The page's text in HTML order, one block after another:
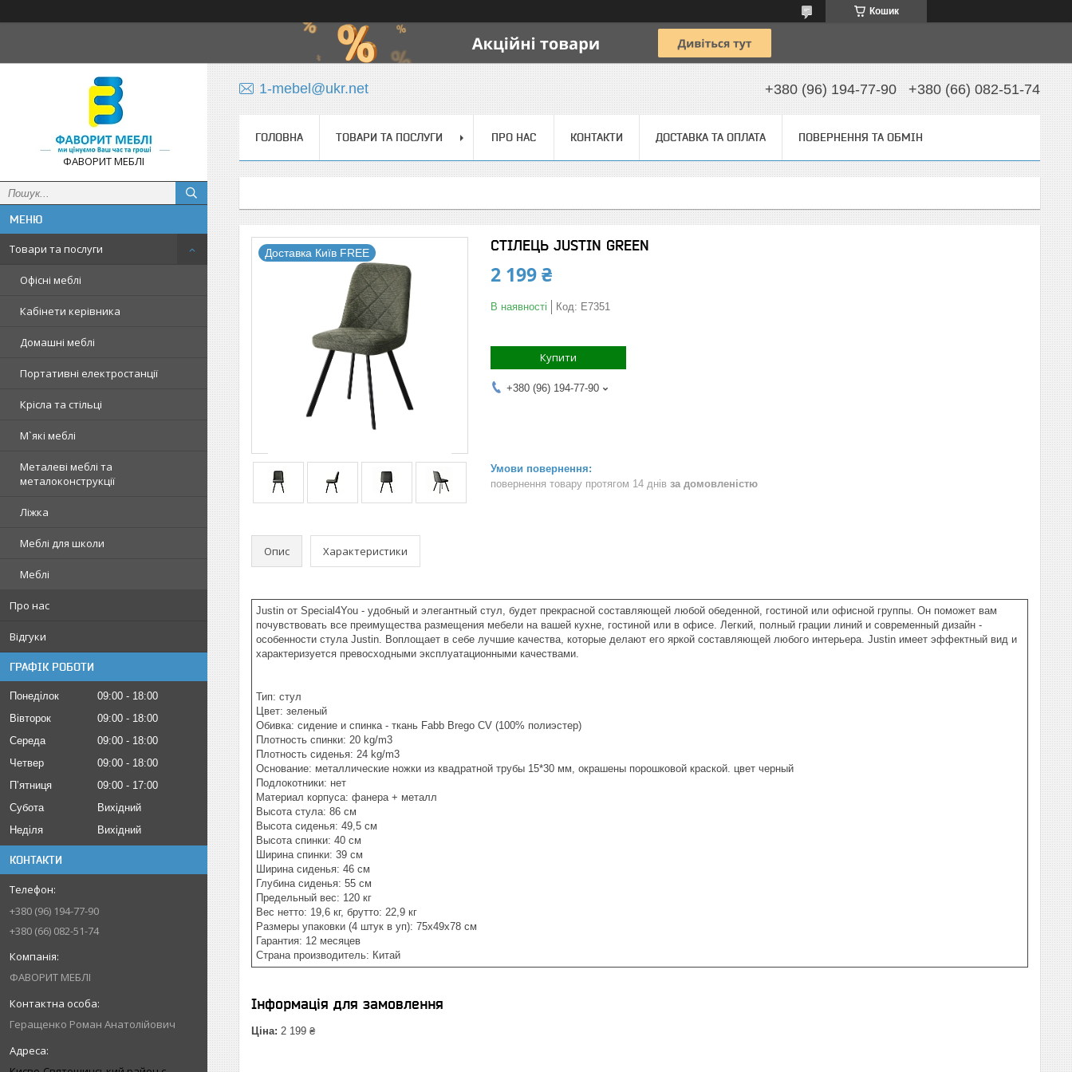
Кошик
ФАВОРИТ МЕБЛІ
Товари та послуги
Офісні меблі
Кабінети керівника
Домашні меблі
Портативні електростанції
Крісла та стільці
М`які меблі
Металеві меблі та
металоконструкції
Ліжка
Меблі для школи
Меблі
Про нас
Відгуки
ГРАФІК РОБОТИ
Понеділок 09:00
18:00
Вівторок
09:00
18:00
Середа
09:00
18:00
Четвер
09:00
18:00
Пʼятниця
09:00
17:00
Субота
Вихідний
Неділя
Вихідний
КОНТАКТИ
+380 (96) 194-77-90
+380 (66) 082-51-74
ФАВОРИТ МЕБЛІ
Геращенко Роман Анатолійович
1-mebel@ukr.net +380 (96) 194-77-90 +380 (66) 082-51-74
ГОЛОВНА ТОВАРИ ТА ПОСЛУГИ ПРО НАС КОНТАКТИ ДОСТАВКА ТА ОПЛАТА ПОВЕРНЕННЯ ТА ОБМІН
Доставка Київ FREE СТІЛЕЦЬ JUSTIN GREEN
2 199 ₴
В наявності Код: E7351
Купити
+380 (96) 194-77-90
повернення товару протягом 14 днів за домовленістю
Опис Характеристики
Justin от Special4You - удобный и элегантный стул, будет прекрасной составляющей любой обеденной, гостиной или офисной группы. Он поможет вам
почувствовать все преимущества размещения мебели на вашей кухне, гостиной или в офисе. Легкий, полный грации линий и современный дизайн -
особенности стула Justin. Воплощает в себе лучшие качества, которые делают его яркой составляющей любого интерьера. Justin имеет эффектный вид и
характеризуется превосходными эксплуатационными качествами.
Тип: стул
Цвет: зеленый
Обивка: сидение и спинка - ткань Fabb Brego CV (100% полиэстер)
Плотность спинки: 20 kg/m3
Плотность сиденья: 24 kg/m3
Основание: металлические ножки из квадратной трубы 15*30 мм, окрашены порошковой краской. цвет черный
Подлокотники: нет
Материал корпуса: фанера + металл
Высота стула: 86 см
Высота сиденья: 49,5 см
Высота спинки: 40 см
Ширина спинки: 39 см
Ширина сиденья: 46 см
Глубина сиденья: 55 см
Предельный вес: 120 кг
Вес нетто: 19,6 кг, брутто: 22,9 кг
Размеры упаковки (4 штук в уп): 75х49х78 см
Гарантия: 12 месяцев
Страна производитель: Китай
Інформація для замовлення
Ціна: 2 199 ₴